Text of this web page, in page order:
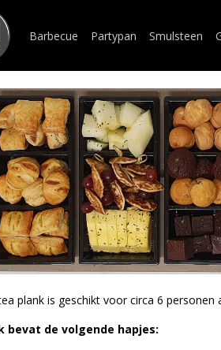
Barbecue Partypan Smulsteen
plank is geschikt voor circa 6 personen
bevat de volgende hapjes: